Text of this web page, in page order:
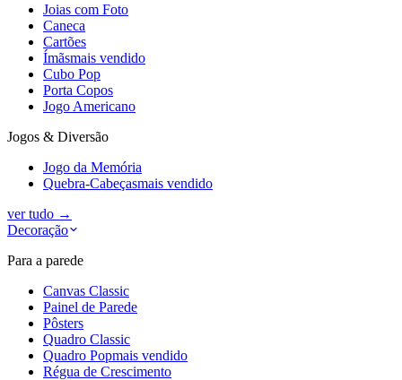
Joias com Foto
Caneca
Cartões
Ímãsmais vendido
Cubo Pop
Porta Copos
Jogo Americano
Jogos & Diversão
Jogo da Memória
Quebra-Cabeçasmais vendido
ver tudo →
Decoração
Para a parede
Canvas Classic
Painel de Parede
Pôsters
Quadro Classic
Quadro Popmais vendido
Régua de Crescimento